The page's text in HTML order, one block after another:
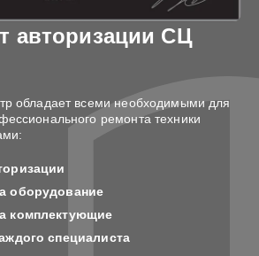
авторизации СЦ
обладает всеми необходимыми для
ремонта техники
оборудование
комплектующие
специалиста